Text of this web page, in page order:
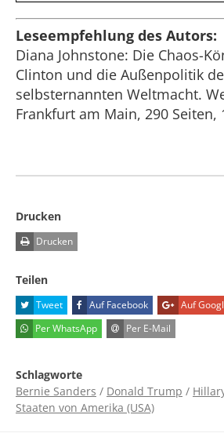
Leseempfehlung des Autors:
Diana Johnstone: Die Chaos-
Clinton und die Außenpolitik
selbsternannten Weltmacht.
Frankfurt am Main, 290 Seiten,
Drucken
Drucken
Teilen
Tweet Auf Facebook Auf
Per WhatsApp
Per E-Mail
Schlagworte
Bernie Sanders / Donald Trump /
Staaten von Amerika (USA)